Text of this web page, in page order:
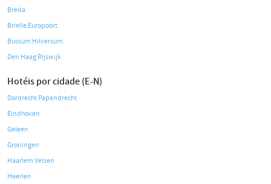
Breda
Brielle Europoort
Bussum Hilversum
Den Haag Rijswijk
Hotéis por cidade (E-N)
Dordrecht Papendrecht
Eindhoven
Geleen
Groningen
Haarlem Velsen
Heerlen